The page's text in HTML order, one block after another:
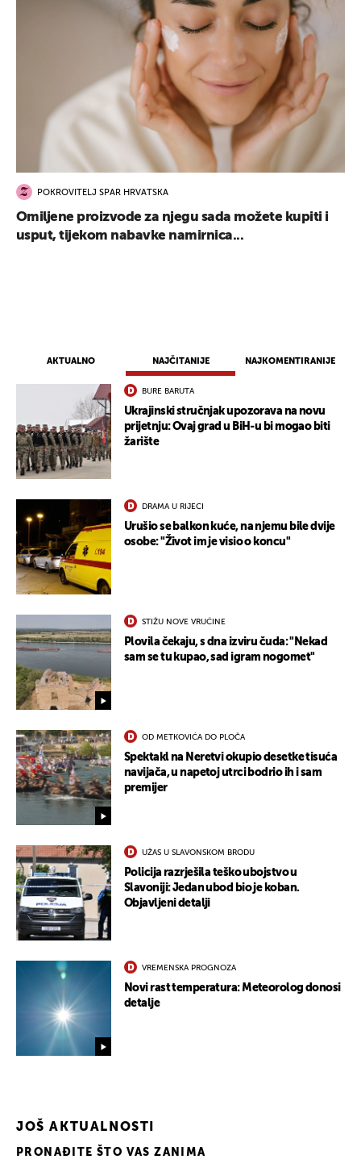
AKTUALNO NAJČITANIJE NAJKOMENTIRANIJE
BURE BARUTA
Ukrajinski stručnjak upozorava na novu
prijetnju: Ovaj grad u BiH-u bi mogao biti
žarište
DRAMA U RIJECI
Urušio se balkon kuće, na njemu bile dvije
osobe: "Život im je visio o koncu"
STIŽU NOVE VRUĆINE
Plovila čekaju, s dna izviru čuda: "Nekad
sam se tu kupao, sad igram nogomet"
OD METKOVIĆA DO PLOČA
Spektakl na Neretvi okupio desetke tisuća
navijača, u napetoj utrci bodrio ih i sam
premijer
UŽAS U SLAVONSKOM BRODU
Policija razrješila teško ubojstvo u
Slavoniji: Jedan ubod bio je koban.
Objavljeni detalji
VREMENSKA PROGNOZA
Novi rast temperatura: Meteorolog donosi
detalje
JOŠ AKTUALNOSTI
POKROVITELJ SPAR HRVATSKA
Omiljene proizvode za njegu sada možete kupiti i
usput, tijekom nabavke namirnica...
PRONAĐITE ŠTO VAS ZANIMA